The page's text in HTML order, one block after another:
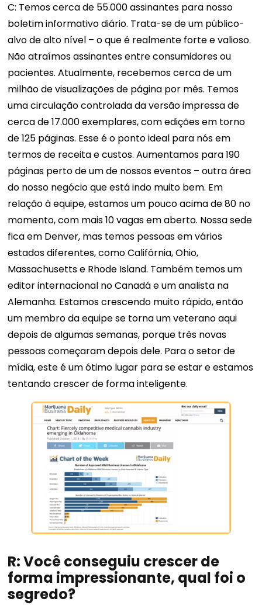
C: Temos cerca de 55.000 assinantes para nosso
boletim informativo diário. Trata-se de um público-
alvo de alto nível – o que é realmente forte e valioso.
Não atraímos assinantes entre consumidores ou
pacientes. Atualmente, recebemos cerca de um
milhão de visualizações de página por mês. Temos
uma circulação controlada da versão impressa de
cerca de 17.000 exemplares, com edições em torno
de 125 páginas. Esse é o ponto ideal para nós em
termos de receita e custos. Aumentamos para 190
páginas perto de um de nossos eventos – outra área
do nosso negócio que está indo muito bem. Em
relação à equipe, estamos um pouco acima de 80 no
momento, com mais 10 vagas em aberto. Nossa sede
fica em Denver, mas temos pessoas em vários
estados diferentes, como Califórnia, Ohio,
Massachusetts e Rhode Island. Também temos um
editor internacional no Canadá e um analista na
Alemanha. Estamos crescendo muito rápido, então
um membro da equipe se torna um veterano aqui
depois de algumas semanas, porque três novas
pessoas começaram depois dele. Para o setor de
mídia, este é um ótimo lugar para se estar e estamos
tentando crescer de forma inteligente.
R: Você conseguiu crescer de
forma impressionante, qual foi o
segredo?